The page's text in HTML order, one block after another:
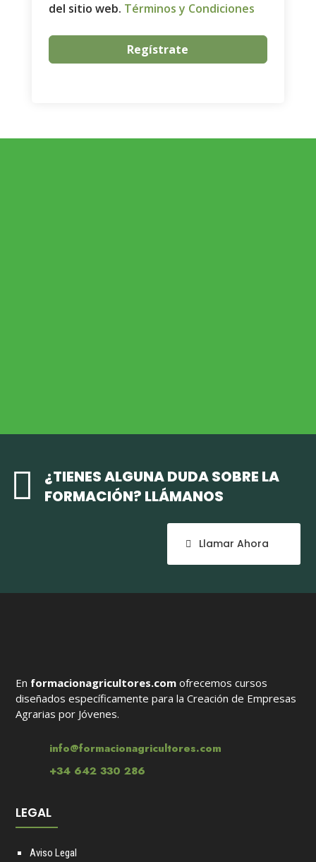
del sitio web. Términos y Condiciones
Regístrate

¿TIENES ALGUNA DUDA SOBRE LA
FORMACIÓN? LLÁMANOS
Llamar Ahora
En formacionagricultores.com ofrecemos cursos
diseñados específicamente para la Creación de Empresas
Agrarias por Jóvenes.
info@formacionagricultores.com
+34 642 330 286
LEGAL
Aviso Legal